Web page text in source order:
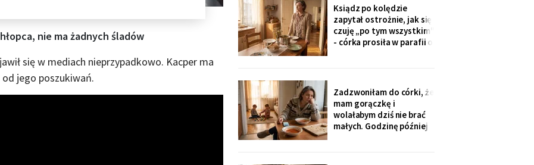
nie ma żadnych śladów
się w mediach nieprzypadkowo. Kacper ma
jego poszukiwań.
Ksiądz po kolędzie
zapytał ostrożnie, jak się
czuję „po tym wszystkim"
- córka prosiła w parafii o
ja co niedzielę czekam z
obiadem. Ostatni raz
przyszli we wrześniu.
Zadzwoniłam do córki, że
mam gorączkę i
wolałabym dziś nie brać
małych. Godzinę później